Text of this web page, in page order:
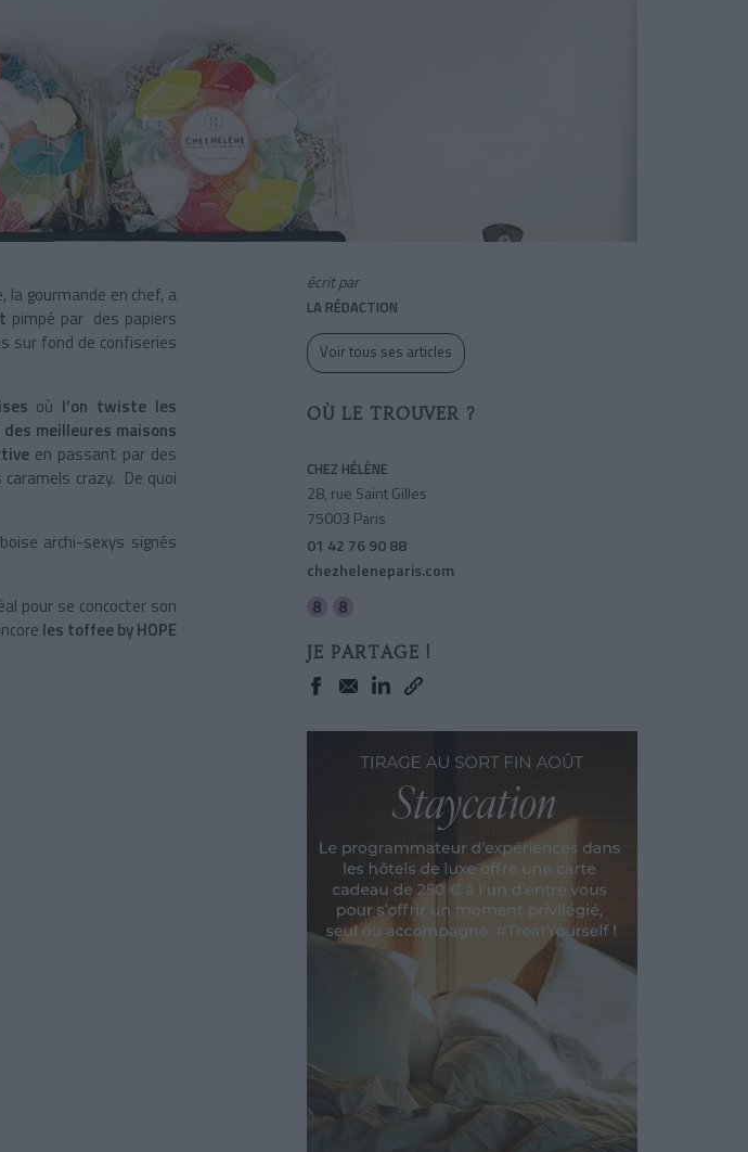
la gourmande en chef, a
pimpé par des papiers
sur fond de confiseries
où l’on twiste les
meilleures maisons
en passant par des
crazy. De quoi
archi-sexys signés
pour se concocter son
les toffee by HOPE
écrit par
LA RÉDACTION
Voir tous ses articles
OÙ LE TROUVER ?
CHEZ HÉLÈNE
28, rue Saint Gilles
75003 Paris
01 42 76 90 88
chezheleneparis.com
JE PARTAGE !